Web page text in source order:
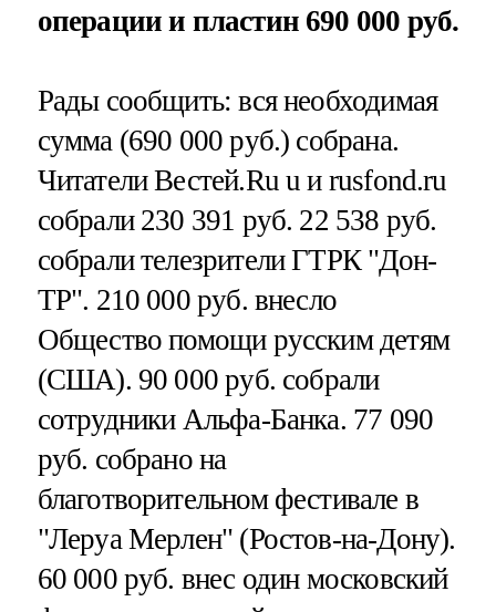
операции и пластин 690 000 руб.
Рады сообщить: вся необходимая
сумма (690 000 руб.) собрана.
Читатели Вестей.Ru u и rusfond.ru
собрали 230 391 руб. 22 538 руб.
собрали телезрители ГТРК "Дон-
ТР". 210 000 руб. внесло
Общество помощи русским детям
(США). 90 000 руб. собрали
сотрудники Альфа-Банка. 77 090
руб. собрано на
благотворительном фестивале в
"Леруа Мерлен" (Ростов-на-Дону).
60 000 руб. внес один московский